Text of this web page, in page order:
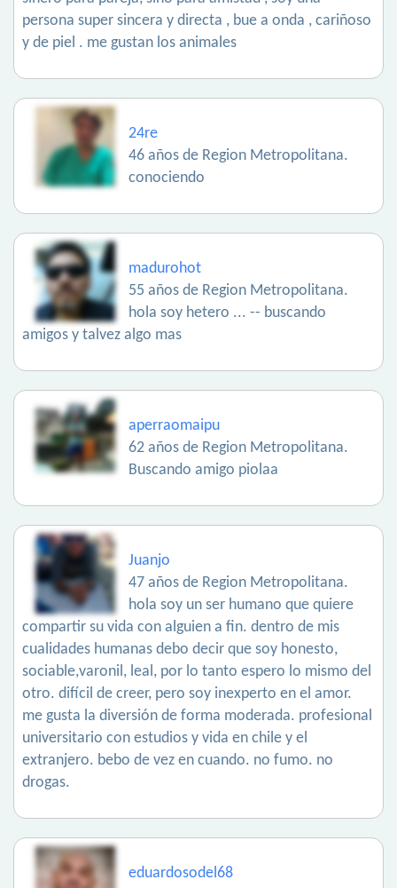
persona super sincera y directa , bue a onda , cariñoso
y de piel . me gustan los animales
24re
46 años de Region Metropolitana.
conociendo
madurohot
55 años de Region Metropolitana.
hola soy hetero ... -- buscando
amigos y talvez algo mas
aperraomaipu
62 años de Region Metropolitana.
Buscando amigo piolaa
Juanjo
47 años de Region Metropolitana.
hola soy un ser humano que quiere
compartir su vida con alguien a fin. dentro de mis
cualidades humanas debo decir que soy honesto,
sociable,varonil, leal, por lo tanto espero lo mismo del
otro. difícil de creer, pero soy inexperto en el amor.
me gusta la diversión de forma moderada. profesional
universitario con estudios y vida en chile y el
extranjero. bebo de vez en cuando. no fumo. no
drogas.
eduardosodel68